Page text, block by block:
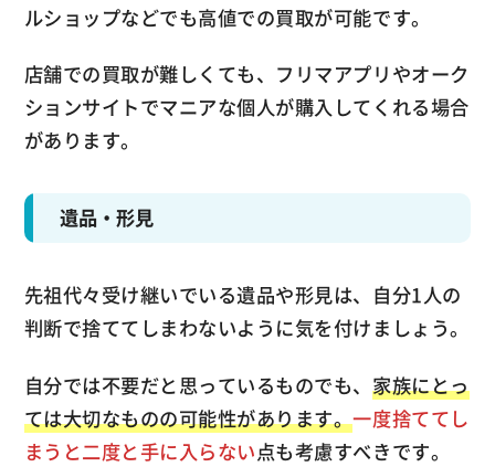
ルショップなどでも高値での買取が可能です。
店舗での買取が難しくても、フリマアプリやオーク
ションサイトでマニアな個人が購入してくれる場合
があります。
遺品・形見
先祖代々受け継いでいる遺品や形見は、自分1人の
判断で捨ててしまわないように気を付けましょう。
自分では不要だと思っているものでも、 家族にとっ
ては大切なものの可能性があります。一度捨ててし
まうと二度と手に入らない点も考慮すべきです。